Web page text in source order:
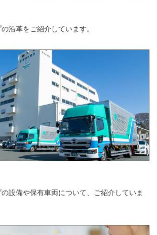
沿革をご紹介しています。
設備や保有車両について、ご紹介していま